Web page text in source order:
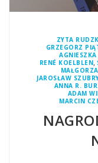
ZYTA
GRZEGORZ
AGNIESZKA
RENÉ KOELBLEN,
JAROSŁAW
ANNA R.
ADAM
MARCIN